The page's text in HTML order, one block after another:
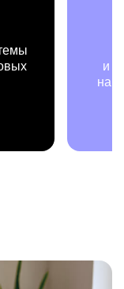
и примерах видим,
нашей работы